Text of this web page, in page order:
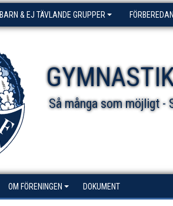
BARN & EJ TÄVLANDE GRUPPER
Så många som möjligt -
OM FÖRENINGEN DOKUMENT